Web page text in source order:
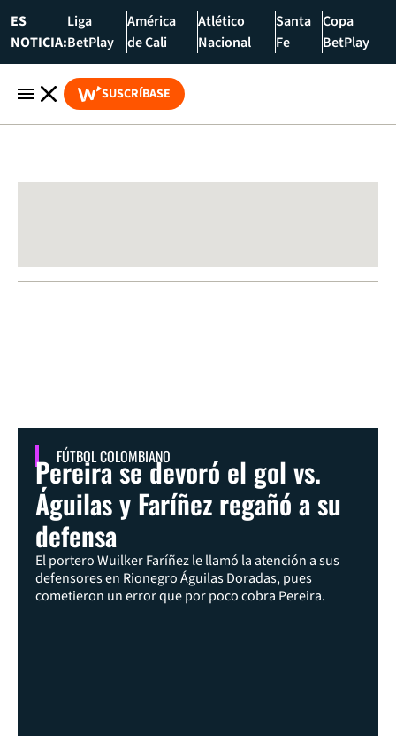
ES
NOTICIA:
Liga
BetPlay
América
de Cali
Atlético
Nacional
Santa
Fe
Copa
BetPlay
SUSCRÍBASE
FÚTBOL COLOMBIANO
Pereira se devoró el gol vs.
Águilas y Faríñez regañó a su
defensa
El portero Wuilker Faríñez le llamó la atención a sus
defensores en Rionegro Águilas Doradas, pues
cometieron un error que por poco cobra Pereira.